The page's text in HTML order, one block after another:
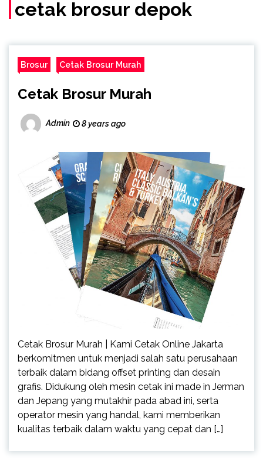
cetak brosur depok
Brosur Cetak Brosur Murah
Cetak Brosur Murah
Admin 8 years ago
Cetak Brosur Murah | Kami Cetak Online Jakarta
berkomitmen untuk menjadi salah satu perusahaan
terbaik dalam bidang offset printing dan desain
grafis. Didukung oleh mesin cetak ini made in Jerman
dan Jepang yang mutakhir pada abad ini, serta
operator mesin yang handal, kami memberikan
kualitas terbaik dalam waktu yang cepat dan […]